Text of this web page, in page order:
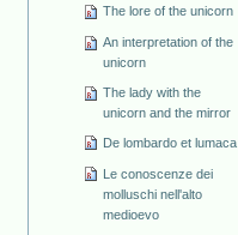
The lore of the unicorn
An interpretation of the
unicorn
The lady with the
unicorn and the mirror
De lombardo et lumaca
Le conoscenze dei
molluschi nell'alto
medioevo